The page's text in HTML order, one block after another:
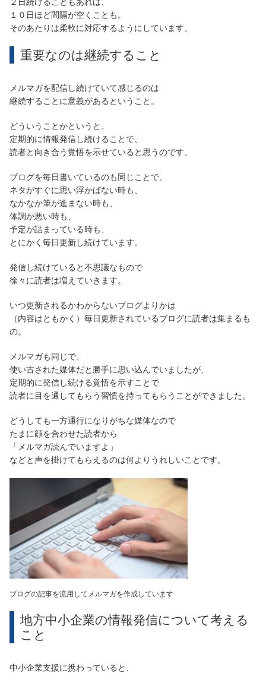
１０日ほど間隔が空くことも。
そのあたりは柔軟に対応するようにしています。
重要なのは継続すること
メルマガを配信し続けていて感じるのは
継続することに意義があるということ。
どういうことかというと、
定期的に情報発信し続けることで、
読者と向き合う覚悟を示せていると思うのです。
ブログを毎日書いているのも同じことで、
ネタがすぐに思い浮かばない時も、
なかなか筆が進まない時も、
体調が悪い時も、
予定が詰まっている時も、
とにかく毎日更新し続けています。
発信し続けていると不思議なもので
徐々に読者は増えていきます。
いつ更新されるかわからないブログよりかは
（内容はともかく）毎日更新されているブログに読者は集まるも
の。
メルマガも同じで、
使い古された媒体だと勝手に思い込んでいましたが、
定期的に発信し続ける覚悟を示すことで
読者に目を通してもらう習慣を持ってもらうことができました。
どうしても一方通行になりがちな媒体なので
たまに顔を合わせた読者から
「メルマガ読んでいますよ」
などと声を掛けてもらえるのは何よりうれしいことです。
ブログの記事を流用してメルマガを作成しています
地方中小企業の情報発信について考える
こと
中小企業支援に携わっていると、